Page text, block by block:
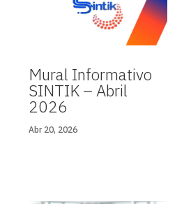
Mural Informativo
SINTIK – Abril
2026
Abr 20, 2026